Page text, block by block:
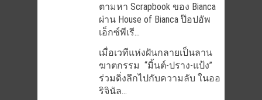
ตามหา Scrapbook ของ Bianca
ผ่าน House of Bianca ป๊อปอัพ
เอ็กซ์พีเรี...
เมื่อเวทีแห่งฝันกลายเป็นลาน
ฆาตกรรม “มิ้นต์-ปราง-แป้ง”
ร่วมดิ่งลึกไปกับความลับ ในออ
ริจินัล...